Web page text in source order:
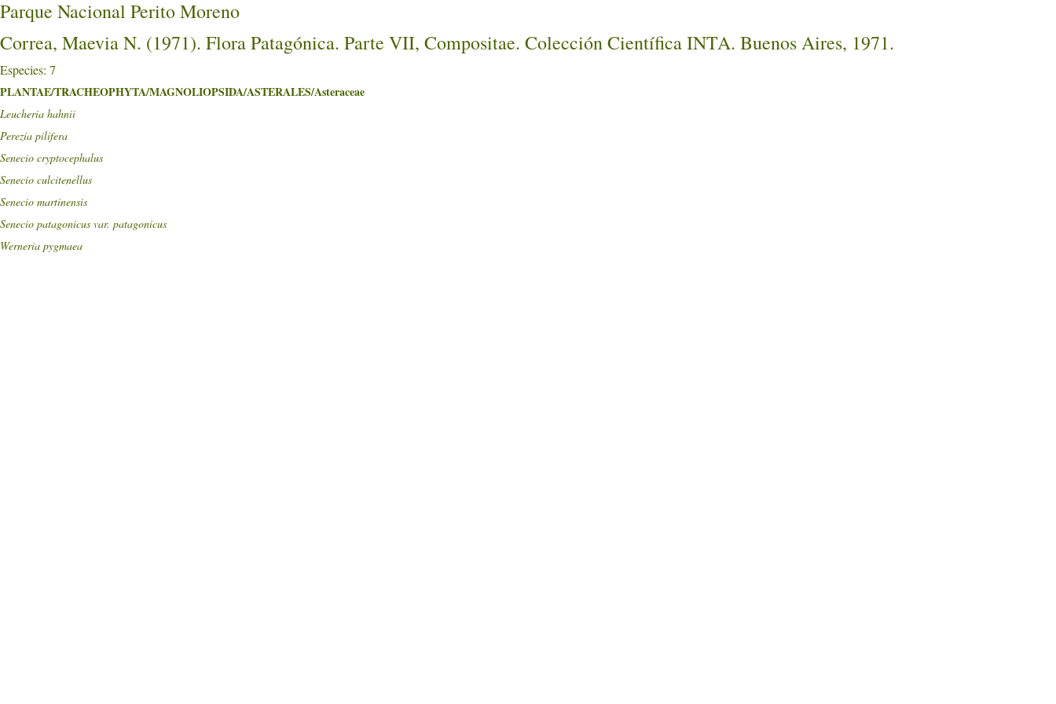
Parque Nacional Perito Moreno
Correa, Maevia N. (1971). Flora Patagónica. Parte VII, Compositae. Colección Científica INTA. Buenos Aires, 1971.
Especies: 7
PLANTAE/TRACHEOPHYTA/MAGNOLIOPSIDA/ASTERALES/Asteraceae
Leucheria hahnii
Perezia pilifera
Senecio cryptocephalus
Senecio culcitenellus
Senecio martinensis
Senecio patagonicus var. patagonicus
Werneria pygmaea